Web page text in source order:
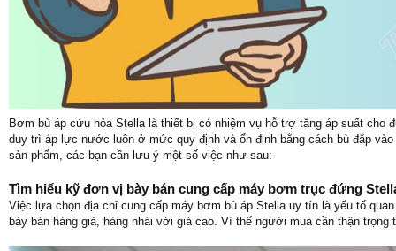
Bơm bù áp cứu hỏa Stella là thiết bị có nhiệm vụ hỗ trợ tăng áp suất cho
duy trì áp lực nước luôn ở mức quy định và ổn định bằng cách bù đắp
sản phẩm, các bạn cần lưu ý một số việc như sau:
Tìm hiểu kỹ đơn vị bày bán cung cấp máy bơm trục đứng
Việc lựa chọn địa chỉ cung cấp máy bơm bù áp Stella uy tín là yếu tố
bày bán hàng giả, hàng nhái với giá cao. Vì thế người mua cần thận